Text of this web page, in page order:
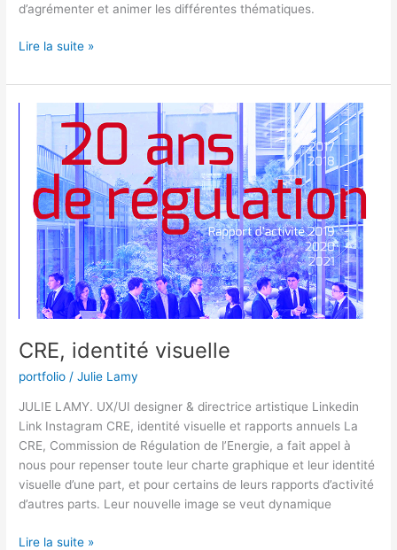
d’agrémenter et animer les différentes thématiques.
Lire la suite »
CRE, identité visuelle
portfolio /Julie Lamy
JULIE LAMY. UX/UI designer & directrice artistique Linkedin
Link Instagram CRE, identité visuelle et rapports annuels​ La
CRE, Commission de Régulation de l’Energie, a fait appel à
nous pour repenser toute leur charte graphique et leur identité
visuelle d’une part, et pour certains de leurs rapports d’activité
d’autres parts. Leur nouvelle image se veut dynamique
CRE,
identité
visuelle
Lire la suite »